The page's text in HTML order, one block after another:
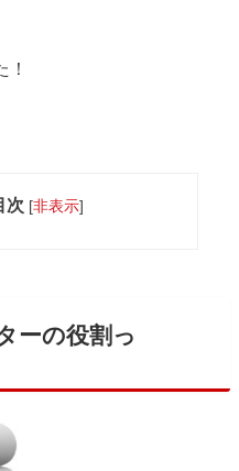
次 [非表示]
ーの役割っ